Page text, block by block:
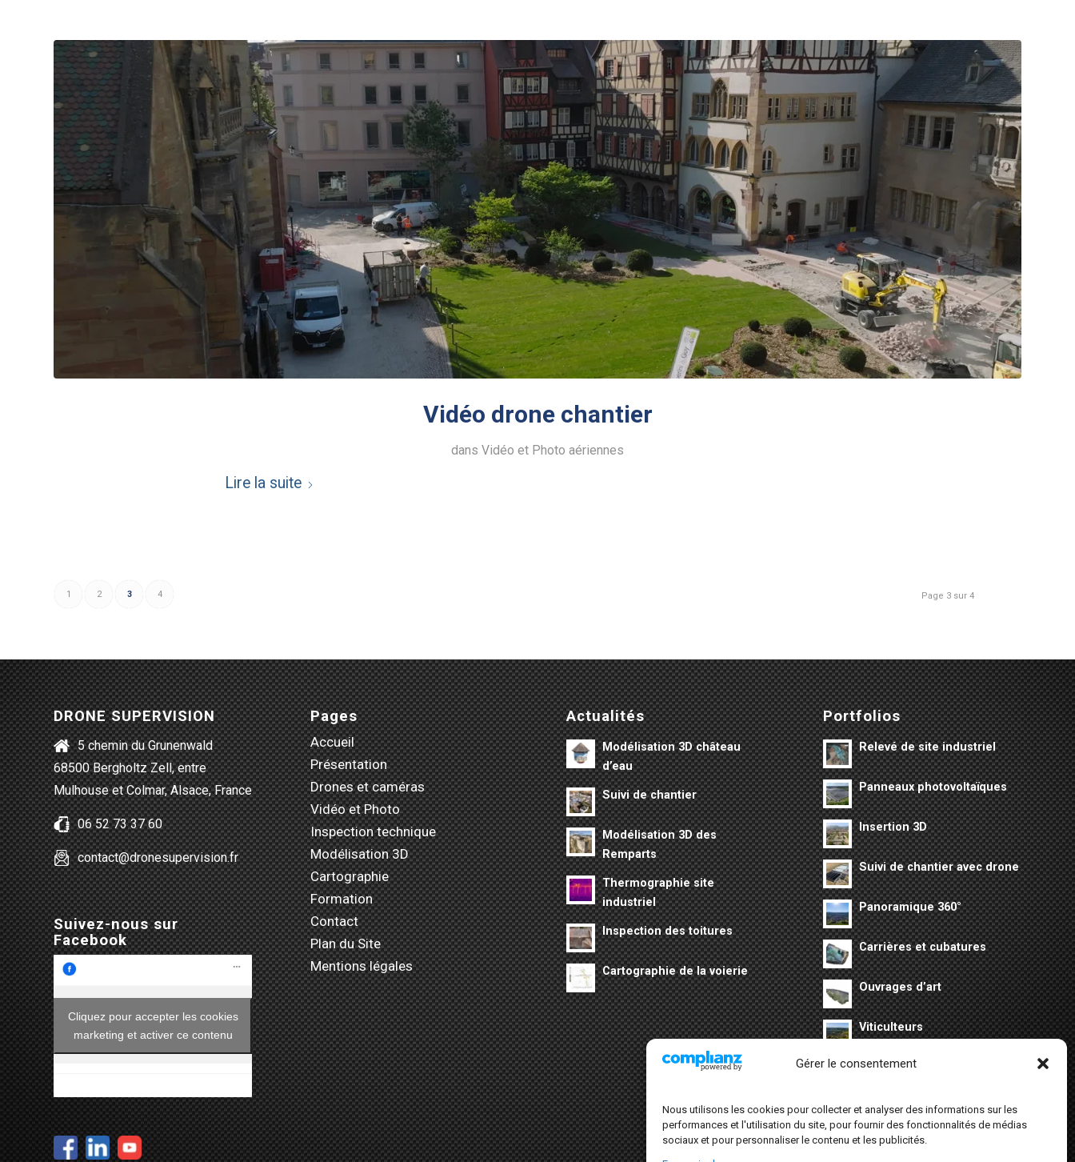
Gérer le consentement
Nous utilisons les cookies pour collecter et analyser des informations sur les
performances et l'utilisation du site, pour fournir des fonctionnalités de médias
sociaux et pour personnaliser le contenu et les publicités.
Vidéo drone chantier
dans Vidéo et Photo aériennes
Lire la suite
Page 3 sur 4
1 2 3 4
DRONE SUPERVISION
5 chemin du Grunenwald
68500 Bergholtz Zell, entre
Mulhouse et Colmar, Alsace, France
06 52 73 37 60
contact@dronesupervision.fr
Suivez-nous sur
Facebook
Cliquez pour accepter les cookies
marketing et activer ce contenu
Pages
Accueil
Présentation
Drones et caméras
Vidéo et Photo
Inspection technique
Modélisation 3D
Cartographie
Formation
Contact
Plan du Site
Mentions légales
Actualités
Modélisation 3D château
d’eau
Suivi de chantier
Modélisation 3D des
Remparts
Thermographie site
industriel
Inspection des toitures
Cartographie de la voierie
Portfolios
Relevé de site industriel
Panneaux photovoltaïques
Insertion 3D
Suivi de chantier avec drone
Panoramique 360°
Carrières et cubatures
Ouvrages d’art
Viticulteurs
Evènementiel
Patrimoine